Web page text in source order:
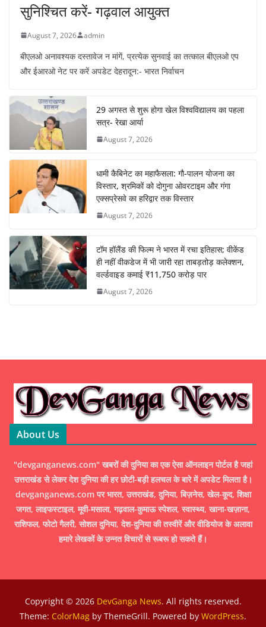
सुनिश्चित करें- गढ़वाल आयुक्त
August 7, 2026 admin
बीएलओ अनावश्यक दस्तावेज न मांगें, प्रत्येक सुनवाई का तत्काल बीएलओ एप
और ईआरओ नेट पर करें अपडेट देहरादून:- भारत निर्वाचन
29 अगस्त से शुरू होगा खेल विश्वविद्यालय का पहला
सत्र- रेखा आर्या
August 7, 2026
धामी कैबिनेट का महाफैसला: गौ-पालन योजना का
विस्तार, श्रमिकों को दोगुना ओवरटाइम और गंगा
एक्सप्रेसवे का हरिद्वार तक विस्तार
August 7, 2026
टॉम हॉलैंड की फिल्म ने भारत में रचा इतिहास; वीकेंड
ही नहीं वीकडेज में भी जारी रहा ताबड़तोड़ कलेक्शन,
वर्ल्डवाइड कमाई ₹11,750 करोड़ पार
August 7, 2026
About Us
"devganganews.com" खबरों की दुनिया का एक ऐसा ऑनलाइन पोर्टल है जहां
उत्तराखंड से लेकर देश दुनिया की हर छोटी-बड़ी हलचल के बारे में अपडेट मिलता है।
devganganews.com पर भारत, उत्तराखंड, दुनिया, बिज़नेस, खेल-कूद, शिक्षा
जगत, लाइफस्टाइल, मूवी-मसाला, गढ़वाल-कुमाऊ स्पेशल, स्वास्थ्य, खाना-खज़ाना,
राशिफल, फोटो गैलरी, सोशल दुनिया, देश-दुनिया की तस्वीरें और वीडियोज के अलावा
हमारे लेखकों के उन्नत विचारों से रूबरू हो सकते हैं।
Copyright © 2026 DevGanga News. All rights reserved.
Theme: ColorMag by ThemeGrill. Powered by WordPress.